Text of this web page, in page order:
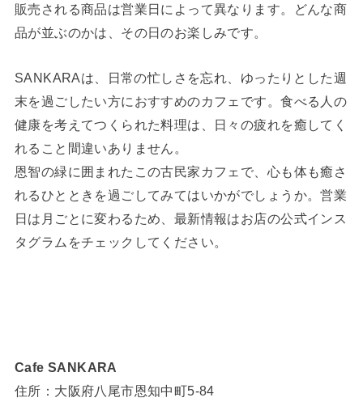
販売される商品は営業日によって異なります。どんな商
品が並ぶのかは、その日のお楽しみです。
SANKARAは、日常の忙しさを忘れ、ゆったりとした週
末を過ごしたい方におすすめのカフェです。食べる人の
健康を考えてつくられた料理は、日々の疲れを癒してく
れること間違いありません。
恩智の緑に囲まれたこの古民家カフェで、心も体も癒さ
れるひとときを過ごしてみてはいかがでしょうか。営業
日は月ごとに変わるため、最新情報はお店の公式インス
タグラムをチェックしてください。
Cafe SANKARA
住所：大阪府八尾市恩知中町5-84